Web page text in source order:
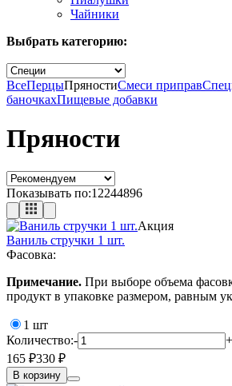
Чайники
Выбрать категорию:
ВсеПерцыПряностиСмеси приправ
баночкахПищевые добавки
Пряности
Показывать по:12244896
Акция
Ваниль стручки 1 шт.
Фасовка:
Примечание. При выборе объема
продукт в упаковке размером, равным
1 шт
Количество:-
+
165 ₽330 ₽
В корзину